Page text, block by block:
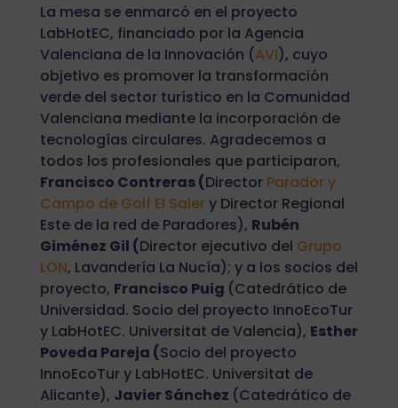
La mesa se enmarcó en el proyecto
LabHotEC, financiado por la Agencia
Valenciana de la Innovación (AVI), cuyo
objetivo es promover la transformación
verde del sector turístico en la Comunidad
Valenciana mediante la incorporación de
tecnologías circulares. Agradecemos a
todos los profesionales que participaron,
Francisco Contreras (Director Parador y
Campo de Golf El Salery Director Regional
Este de la red de Paradores), Rubén
Giménez Gil (Director ejecutivo del Grupo
LON, Lavandería La Nucía); y a los socios del
proyecto, Francisco Puig (Catedrático de
Universidad. Socio del proyecto InnoEcoTur
y LabHotEC. Universitat de Valencia), Esther
Poveda Pareja (Socio del proyecto
InnoEcoTur y LabHotEC. Universitat de
Alicante), Javier Sánchez (Catedrático de